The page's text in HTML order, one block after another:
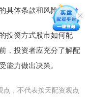
具体条款和风险。
投资方式股市如何配
，投资者应充分了解配
力做出决策。
点，不代表按天配资观点